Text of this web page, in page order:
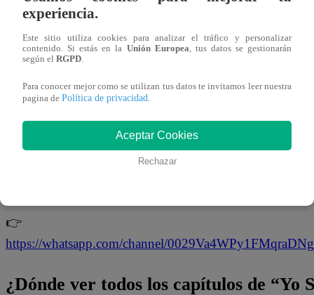
imitación cada vez más sólida? ¡Descúbrelo en
Latina! 🎤✨
oficial!
¡No te pierdas de contenido y noticias EXCLUSIVAS
Interactúa con los talentos, obtén datos inéditos y
👉
https://whatsapp.com/channel/
¿Dónde ver todos los capítulos de “Yo
experiencia.
Este sitio utiliza cookies para analizar el tráfico y personalizar
contenido. Si estás en la Unión Europea, tus datos se gestionarán
según el RGPD.
Para conocer mejor como se utilizan tus datos te invitamos leer nuestra
pagina de Política de privacidad.
Aceptar Cookies
Rechazar